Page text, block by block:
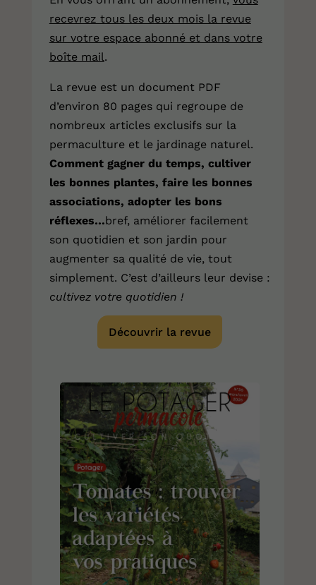
recevrez tous les deux mois la revue
sur votre espace abonné et dans votre
boîte mail.
La revue est un document PDF
d’environ 80 pages qui regroupe de
nombreux articles exclusifs sur la
permaculture et le jardinage naturel.
Comment gagner du temps, cultiver
les bonnes plantes, faire les bonnes
associations, adopter les bons
réflexes…bref, améliorer facilement
son quotidien et son jardin pour
augmenter sa qualité de vie, tout
simplement. C’est d’ailleurs leur devise :
cultivez votre quotidien !
Découvrir la revue